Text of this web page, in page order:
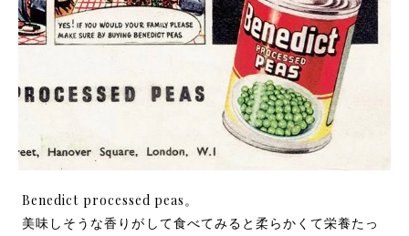
Benedict processed peas。
美味しそうな香りがして食べてみると柔らかくて栄養たっ